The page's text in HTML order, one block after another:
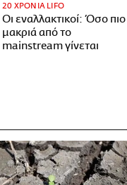
20 ΧΡΟΝΙΑ LIFO
Οι εναλλακτικοί: Όσο πιο
μακριά από το
mainstream γίνεται